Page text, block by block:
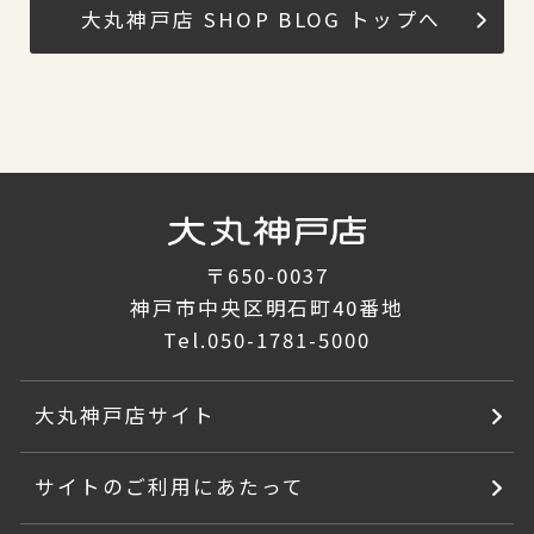
大丸神戸店 SHOP BLOG トップへ
〒650-0037
神戸市中央区明石町40番地
Tel.050-1781-5000
大丸神戸店サイト
サイトのご利用にあたって